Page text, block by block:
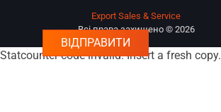
Export Sales & Service
Всі права захищено © 2026
Statcounter code invalid. Insert a fresh copy.